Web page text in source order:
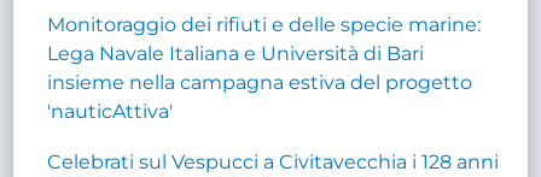
Monitoraggio dei rifiuti e delle specie marine:
Lega Navale Italiana e Università di Bari
insieme nella campagna estiva del progetto
'nauticAttiva'
Celebrati sul Vespucci a Civitavecchia i 128 anni